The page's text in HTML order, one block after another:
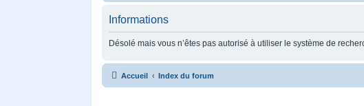
Informations
Désolé mais vous n’êtes pas autorisé à utiliser le système de
Accueil Index du forum